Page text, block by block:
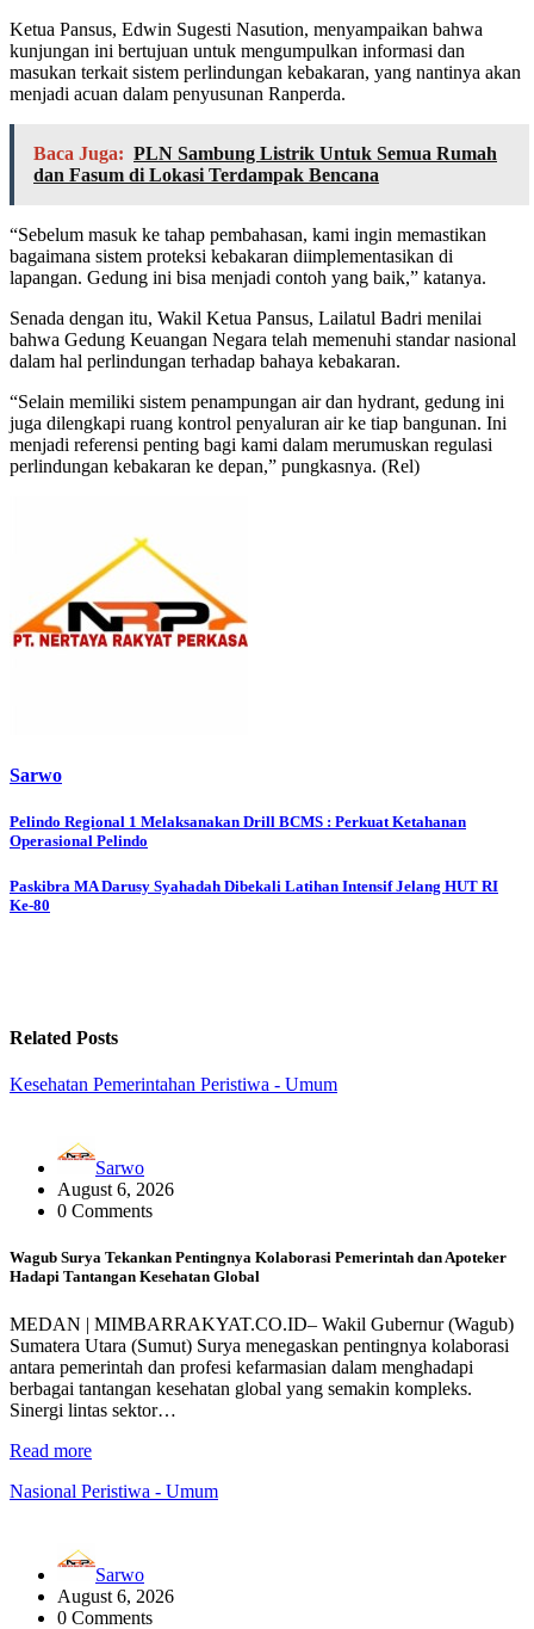
Ketua Pansus, Edwin Sugesti Nasution, menyampaikan bahwa
kunjungan ini bertujuan untuk mengumpulkan informasi dan
masukan terkait sistem perlindungan kebakaran, yang nantinya akan
menjadi acuan dalam penyusunan Ranperda.
Baca Juga: PLN Sambung Listrik Untuk Semua Rumah
dan Fasum di Lokasi Terdampak Bencana
“Sebelum masuk ke tahap pembahasan, kami ingin memastikan
bagaimana sistem proteksi kebakaran diimplementasikan di
lapangan. Gedung ini bisa menjadi contoh yang baik,” katanya.
Senada dengan itu, Wakil Ketua Pansus, Lailatul Badri menilai
bahwa Gedung Keuangan Negara telah memenuhi standar nasional
dalam hal perlindungan terhadap bahaya kebakaran.
“Selain memiliki sistem penampungan air dan hydrant, gedung ini
juga dilengkapi ruang kontrol penyaluran air ke tiap bangunan. Ini
menjadi referensi penting bagi kami dalam merumuskan regulasi
perlindungan kebakaran ke depan,” pungkasnya. (Rel)
Sarwo
Post
navigation
Pelindo Regional 1 Melaksanakan Drill BCMS : Perkuat Ketahanan
Operasional Pelindo
Paskibra MA Darusy Syahadah Dibekali Latihan Intensif Jelang HUT RI
Ke-80
Related Posts
Kesehatan Pemerintahan Peristiwa - Umum
Sarwo
August 6, 2026
0 Comments
Wagub Surya Tekankan Pentingnya Kolaborasi Pemerintah dan Apoteker
Hadapi Tantangan Kesehatan Global
MEDAN | MIMBARRAKYAT.CO.ID– Wakil Gubernur (Wagub)
Sumatera Utara (Sumut) Surya menegaskan pentingnya kolaborasi
antara pemerintah dan profesi kefarmasian dalam menghadapi
berbagai tantangan kesehatan global yang semakin kompleks.
Sinergi lintas sektor…
Read more
Nasional Peristiwa - Umum
Sarwo
August 6, 2026
0 Comments